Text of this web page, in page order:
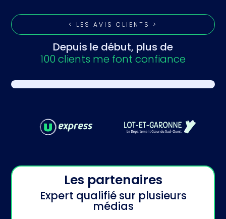
< LES AVIS CLIENTS >
Depuis le début, plus de
100 clients me font confiance
Les partenaires
Expert qualifié sur plusieurs
médias